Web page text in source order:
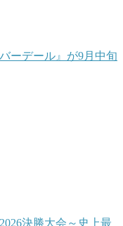
ーデール』が9月中旬
決勝大会～史上最